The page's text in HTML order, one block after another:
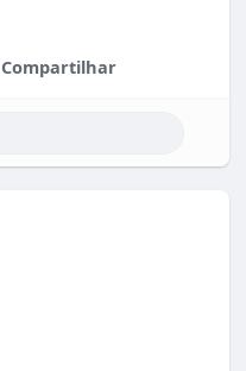
Compartilhar